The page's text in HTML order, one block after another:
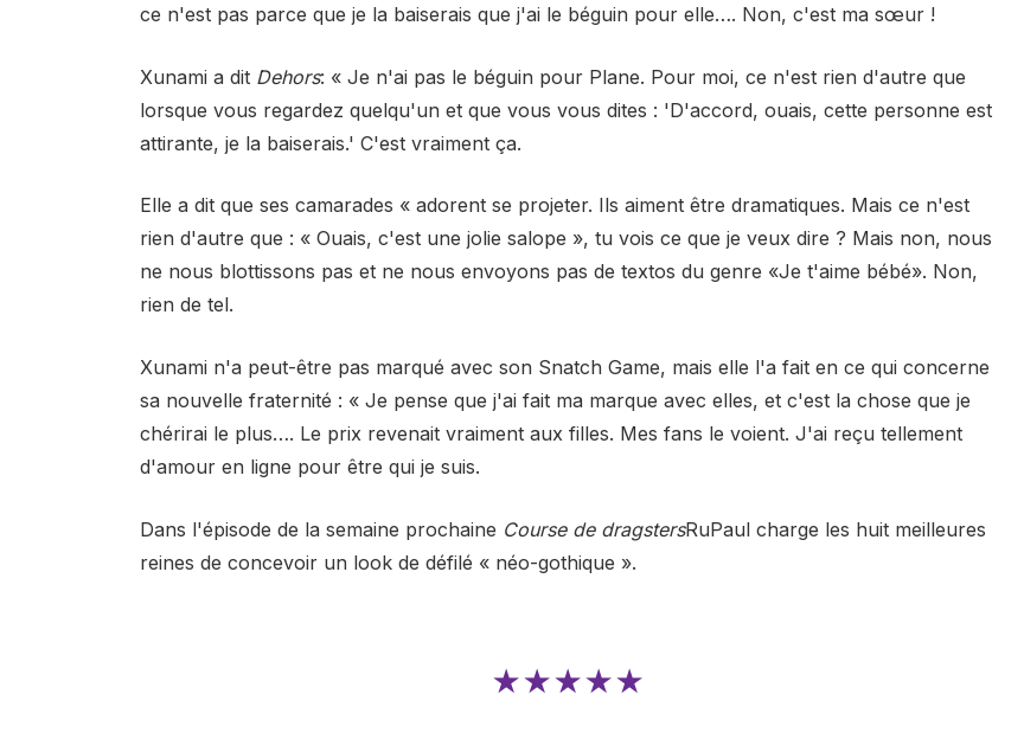
ce n'est pas parce que je la baiserais que j'ai le béguin pour elle…. Non, c'est ma sœur !
Xunami a dit Dehors: « Je n'ai pas le béguin pour Plane. Pour moi, ce n'est rien d'autre que
lorsque vous regardez quelqu'un et que vous vous dites : 'D'accord, ouais, cette personne est
attirante, je la baiserais.' C'est vraiment ça.
Elle a dit que ses camarades « adorent se projeter. Ils aiment être dramatiques. Mais ce n'est
rien d'autre que : « Ouais, c'est une jolie salope », tu vois ce que je veux dire ? Mais non, nous
ne nous blottissons pas et ne nous envoyons pas de textos du genre «Je t'aime bébé». Non,
rien de tel.
Xunami n'a peut-être pas marqué avec son Snatch Game, mais elle l'a fait en ce qui concerne
sa nouvelle fraternité : « Je pense que j'ai fait ma marque avec elles, et c'est la chose que je
chérirai le plus…. Le prix revenait vraiment aux filles. Mes fans le voient. J'ai reçu tellement
d'amour en ligne pour être qui je suis.
Dans l'épisode de la semaine prochaine Course de dragstersRuPaul charge les huit meilleures
reines de concevoir un look de défilé « néo-gothique ».
★★★★★